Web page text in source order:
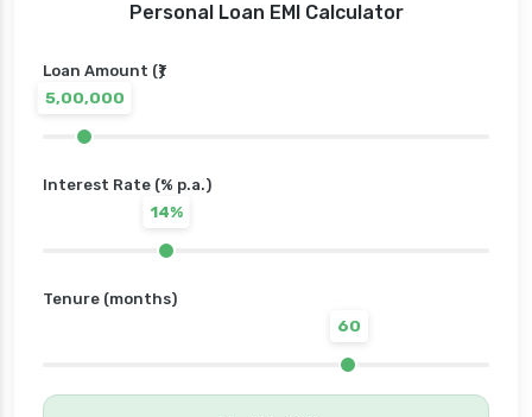
Personal Loan EMI Calculator
Loan Amount (₹)
5,00,000
Interest Rate (% p.a.)
14%
Tenure (months)
60